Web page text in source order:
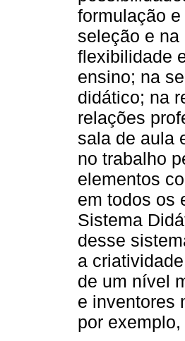
formulação
seleção e
flexibilidade
ensino; na
didático; na
relações
sala de aula
no trabalho
elementos
em todos os
Sistema
desse
a
de um nível
e inventores
por